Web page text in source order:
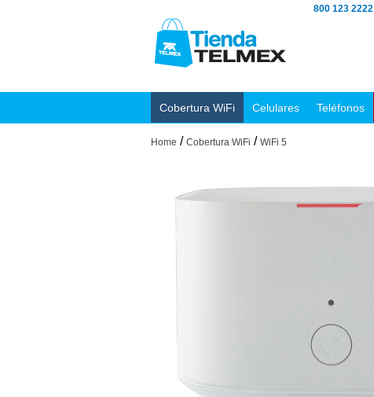
800 123 2222
Cobertura WiFi Celulares Teléfonos
Home / Cobertura WiFi / WiFi 5